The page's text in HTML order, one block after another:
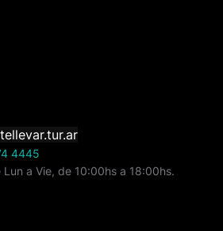
4445
a Vie, de 10:00hs a 18:00hs.